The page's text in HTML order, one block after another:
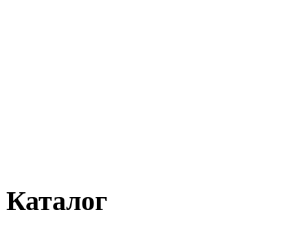
Каталог